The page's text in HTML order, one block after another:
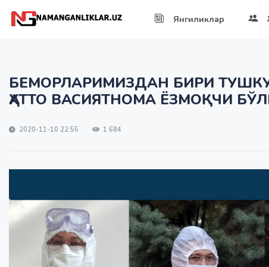
Янгиликлар
БЕМОРЛАРИМИЗДАН БИРИ
ҲАТТО ВАСИЯТНОМА ЁЗМОҚЧИ
2020-11-10 22:55 1 684